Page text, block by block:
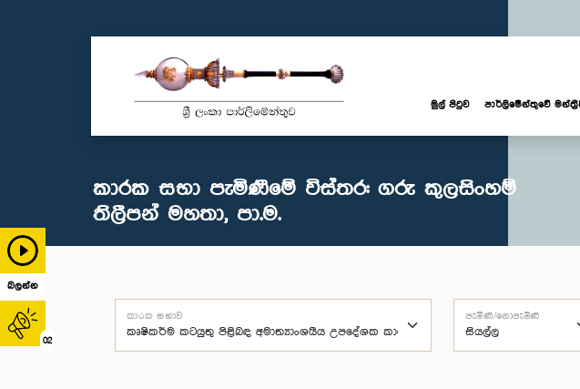
බලන්න
02
මුල් පිටුව පාර්ලි‌මේන්තුවේ
කාරක සභා පැමිණීමේ විස්තර: ගරු කුලසිංහම්
තිලීපන් මහතා, පා.ම.
කාරක සභාව පැමිණි/නොපැමිණි